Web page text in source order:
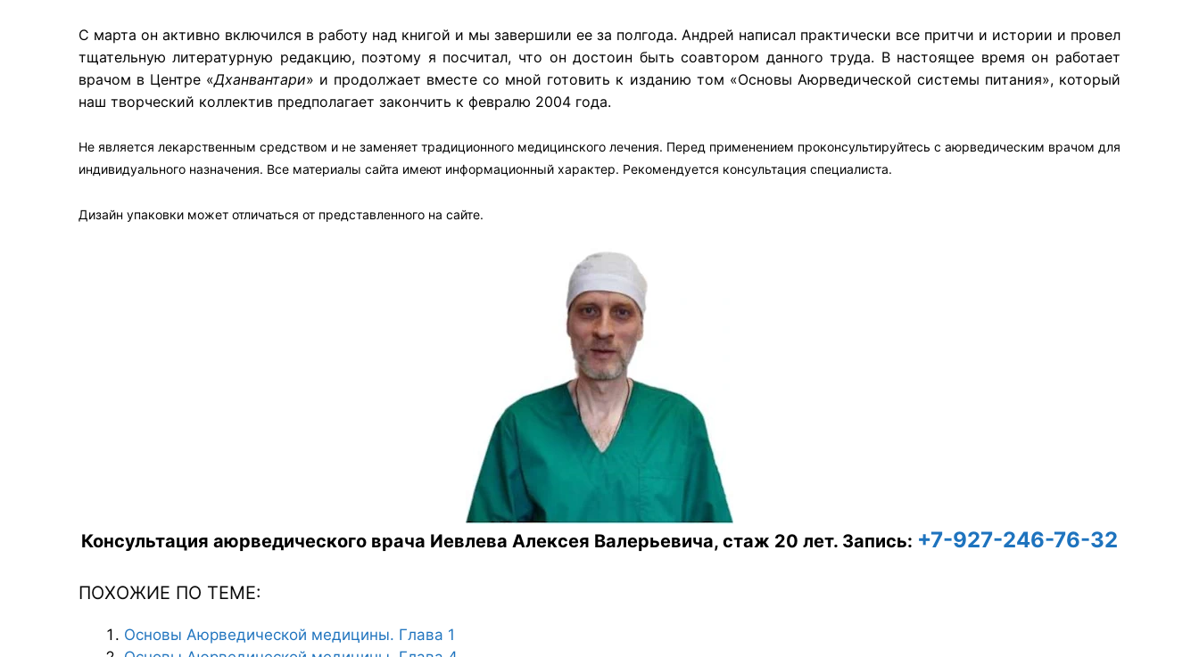
С марта он активно включился в работу над книгой и мы завершили ее за полгода. Андрей написал практически все притчи и истории и провел
тщательную литературную редакцию, поэтому я посчитал, что он достоин быть соавтором данного труда. В настоящее время он работает
врачом в Центре «Дханвантари» и продолжает вместе со мной готовить к изданию том «Основы Аюрведической системы питания», который
наш творческий коллектив предполагает закончить к февралю 2004 года.
Не является лекарственным средством и не заменяет традиционного медицинского лечения. Перед применением проконсультируйтесь с аюрведическим врачом для
индивидуального назначения. Все материалы сайта имеют информационный характер. Рекомендуется консультация специалиста.
Дизайн упаковки может отличаться от представленного на сайте.
Консультация аюрведического врача Иевлева Алексея Валерьевича, стаж 20 лет. Запись: +7-927-246-76-32
ПОХОЖИЕ ПО ТЕМЕ:
Основы Аюрведической медицины. Глава 1